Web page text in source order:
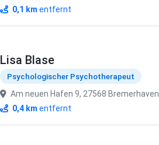
0,1 km entfernt
Lisa Blase
Psychologischer Psychotherapeut
Am neuen Hafen 9, 27568 Bremerhaven
0,4 km entfernt